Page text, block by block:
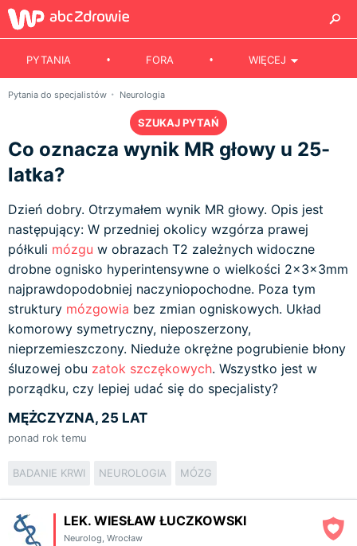
PYTANIA FORA WIĘCEJ
Pytania do specjalistów Neurologia
SZUKAJ PYTAŃ
Co oznacza wynik MR głowy u 25-
latka?
Dzień dobry. Otrzymałem wynik MR głowy. Opis jest
następujący: W przedniej okolicy wzgórza prawej
półkuli mózgu w obrazach T2 zależnych widoczne
drobne ognisko hyperintensywne o wielkości 2x3x3mm
najprawdopodobniej naczyniopochodne. Poza tym
struktury mózgowia bez zmian ogniskowych. Układ
komorowy symetryczny, nieposzerzony,
nieprzemieszczony. Nieduże okrężne pogrubienie błony
śluzowej obu zatok szczękowych. Wszystko jest w
porządku, czy lepiej udać się do specjalisty?
MĘŻCZYZNA, 25 LAT
ponad rok temu
BADANIE KRWI NEUROLOGIA MÓZG
LEK. WIESŁAW ŁUCZKOWSKI
Neurolog, Wrocław